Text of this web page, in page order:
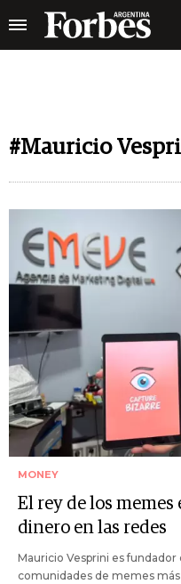
#Mauricio
MONEY
El rey de los
dinero en las redes
Mauricio Vesprini es
comunidades de memes